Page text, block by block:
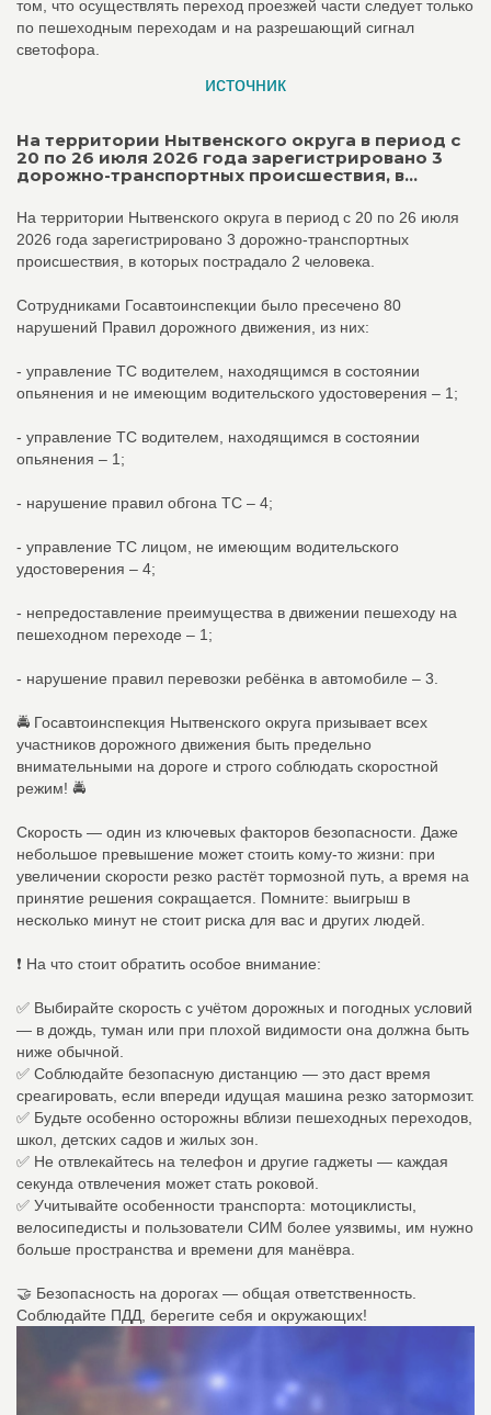
том, что осуществлять переход проезжей части следует только
по пешеходным переходам и на разрешающий сигнал
светофора.
источник
На территории Нытвенского округа в период с
20 по 26 июля 2026 года зарегистрировано 3
дорожно-транспортных происшествия, в...
На территории Нытвенского округа в период с 20 по 26 июля
2026 года зарегистрировано 3 дорожно-транспортных
происшествия, в которых пострадало 2 человека.
Сотрудниками Госавтоинспекции было пресечено 80
нарушений Правил дорожного движения, из них:
- управление ТС водителем, находящимся в состоянии
опьянения и не имеющим водительского удостоверения – 1;
- управление ТС водителем, находящимся в состоянии
опьянения – 1;
- нарушение правил обгона ТС – 4;
- управление ТС лицом, не имеющим водительского
удостоверения – 4;
- непредоставление преимущества в движении пешеходу на
пешеходном переходе – 1;
- нарушение правил перевозки ребёнка в автомобиле – 3.
🚔 Госавтоинспекция Нытвенского округа призывает всех
участников дорожного движения быть предельно
внимательными на дороге и строго соблюдать скоростной
режим! 🚔
Скорость — один из ключевых факторов безопасности. Даже
небольшое превышение может стоить кому‑то жизни: при
увеличении скорости резко растёт тормозной путь, а время на
принятие решения сокращается. Помните: выигрыш в
несколько минут не стоит риска для вас и других людей.
❗️ На что стоит обратить особое внимание:
✅ Выбирайте скорость с учётом дорожных и погодных условий
— в дождь, туман или при плохой видимости она должна быть
ниже обычной.
✅ Соблюдайте безопасную дистанцию — это даст время
среагировать, если впереди идущая машина резко затормозит.
✅ Будьте особенно осторожны вблизи пешеходных переходов,
школ, детских садов и жилых зон.
✅ Не отвлекайтесь на телефон и другие гаджеты — каждая
секунда отвлечения может стать роковой.
✅ Учитывайте особенности транспорта: мотоциклисты,
велосипедисты и пользователи СИМ более уязвимы, им нужно
больше пространства и времени для манёвра.
🤝 Безопасность на дорогах — общая ответственность.
Соблюдайте ПДД, берегите себя и окружающих!